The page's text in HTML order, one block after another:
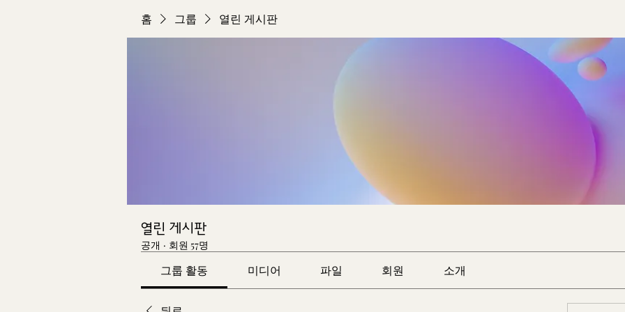
홈 그룹 열린 게시판
열린 게시판
공개 · 회원 57명
그룹 활동 미디어 파일 회원 소개